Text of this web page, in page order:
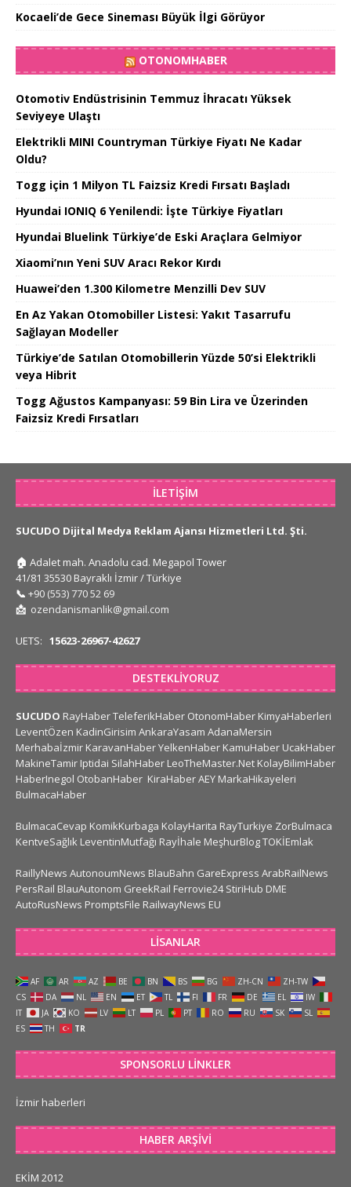
Kocaeli’de Gece Sineması Büyük İlgi Görüyor
OTONOMHABER
Otomotiv Endüstrisinin Temmuz İhracatı Yüksek
Seviyeye Ulaştı
Elektrikli MINI Countryman Türkiye Fiyatı Ne Kadar
Oldu?
Togg için 1 Milyon TL Faizsiz Kredi Fırsatı Başladı
Hyundai IONIQ 6 Yenilendi: İşte Türkiye Fiyatları
Hyundai Bluelink Türkiye’de Eski Araçlara Gelmiyor
Xiaomi’nın Yeni SUV Aracı Rekor Kırdı
Huawei’den 1.300 Kilometre Menzilli Dev SUV
En Az Yakan Otomobiller Listesi: Yakıt Tasarrufu
Sağlayan Modeller
Türkiye’de Satılan Otomobillerin Yüzde 50’si Elektrikli
veya Hibrit
Togg Ağustos Kampanyası: 59 Bin Lira ve Üzerinden
Faizsiz Kredi Fırsatları
İLETIŞIM
SUCUDO Dijital Medya Reklam Ajansı Hizmetleri Ltd. Şti.
🏠 Adalet mah. Anadolu cad. Megapol Tower
41/81 35530 Bayraklı İzmir / Türkiye
📞 +90 (553) 770 52 69
📩 ozendanismanlik@gmail.com
UETS: 15623-26967-42627
DESTEKLIYORUZ
SUCUDO RayHaberTeleferikHaber OtonomHaber KimyaHaberleri
LeventÖzen KadinGirisim AnkaraYasam AdanaMersin
Merhabaİzmir KaravanHaberYelkenHaber KamuHaber UcakHaber
MakineTamir Iptidai SilahHaber LeoTheMaster.Net KolayBilimHaber
HaberInegol OtobanHaber KiraHaberAEY MarkaHikayeleri
BulmacaHaber
BulmacaCevap KomikKurbaga KolayHarita RayTurkiye ZorBulmaca
KentveSağlık LeventinMutfağı Rayİhale MeşhurBlogTOKİEmlak
RaillyNews AutonoumNews BlauBahn GareExpress ArabRailNews
PersRail BlauAutonom GreekRail Ferrovie24 StiriHub DME
AutoRusNews PromptsFile RailwayNews EU
LISANLAR
AF AR AZ BE BN BS BG ZH-CN
ZH-TW
CS
DA NL EN ET TL FI FR DE EL
IW
IT
JA KO LV LT PL PT RO RU SK
SL
ES
TH TR
SPONSORLU LINKLER
İzmir haberleri
HABER ARŞIVI
EKIM 2012